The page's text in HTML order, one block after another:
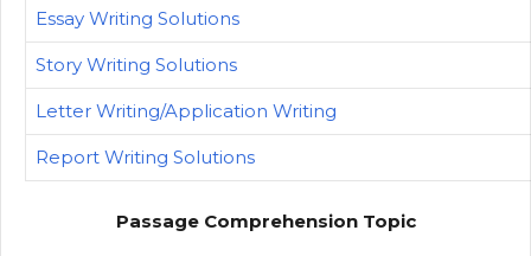
Essay Writing Solutions
Story Writing Solutions
Letter Writing/Application Writing
Report Writing Solutions
Passage Comprehension Topic